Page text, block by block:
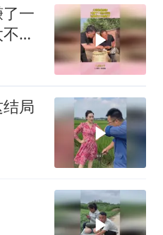
一
地
局